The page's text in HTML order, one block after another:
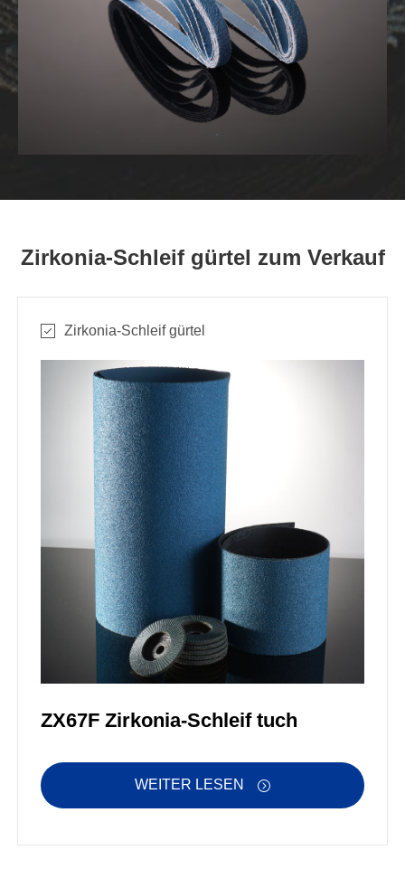
Zirkonia-Schleif gürtel zum Verkauf
Zirkonia-Schleif gürtel
ZX67F Zirkonia-Schleif tuch
WEITER LESEN 